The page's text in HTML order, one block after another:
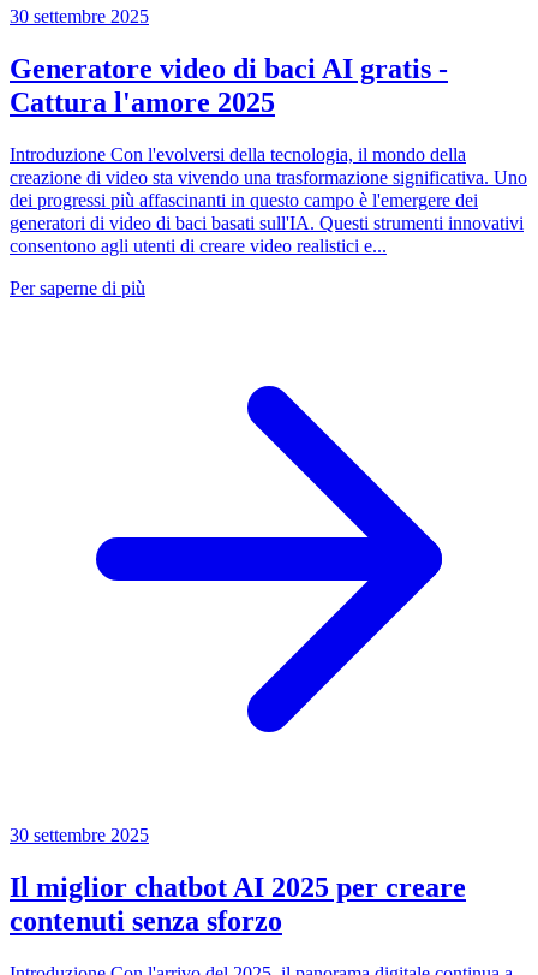
30 settembre 2025
Generatore video di baci AI gratis -
Cattura l'amore 2025
Introduzione Con l'evolversi della tecnologia, il mondo della
creazione di video sta vivendo una trasformazione significativa. Uno
dei progressi più affascinanti in questo campo è l'emergere dei
generatori di video di baci basati sull'IA. Questi strumenti innovativi
consentono agli utenti di creare video realistici e...
Per saperne di più
30 settembre 2025
Il miglior chatbot AI 2025 per creare
contenuti senza sforzo